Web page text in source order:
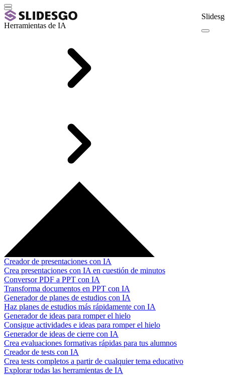
Herramientas de IA
Creador de presentaciones con IA
Crea presentaciones con IA en cuestión de minutos
Conversor PDF a PPT con IA
Transforma documentos en PPT con IA
Generador de planes de estudios con IA
Haz planes de estudios más rápidamente con IA
Generador de ideas para romper el hielo
Consigue actividades e ideas para romper el hielo
Generador de ideas de cierre con IA
Crea evaluaciones formativas rápidas para tus alumnos
Creador de tests con IA
Crea tests completos a partir de cualquier tema educativo
Explorar todas las herramientas de IA